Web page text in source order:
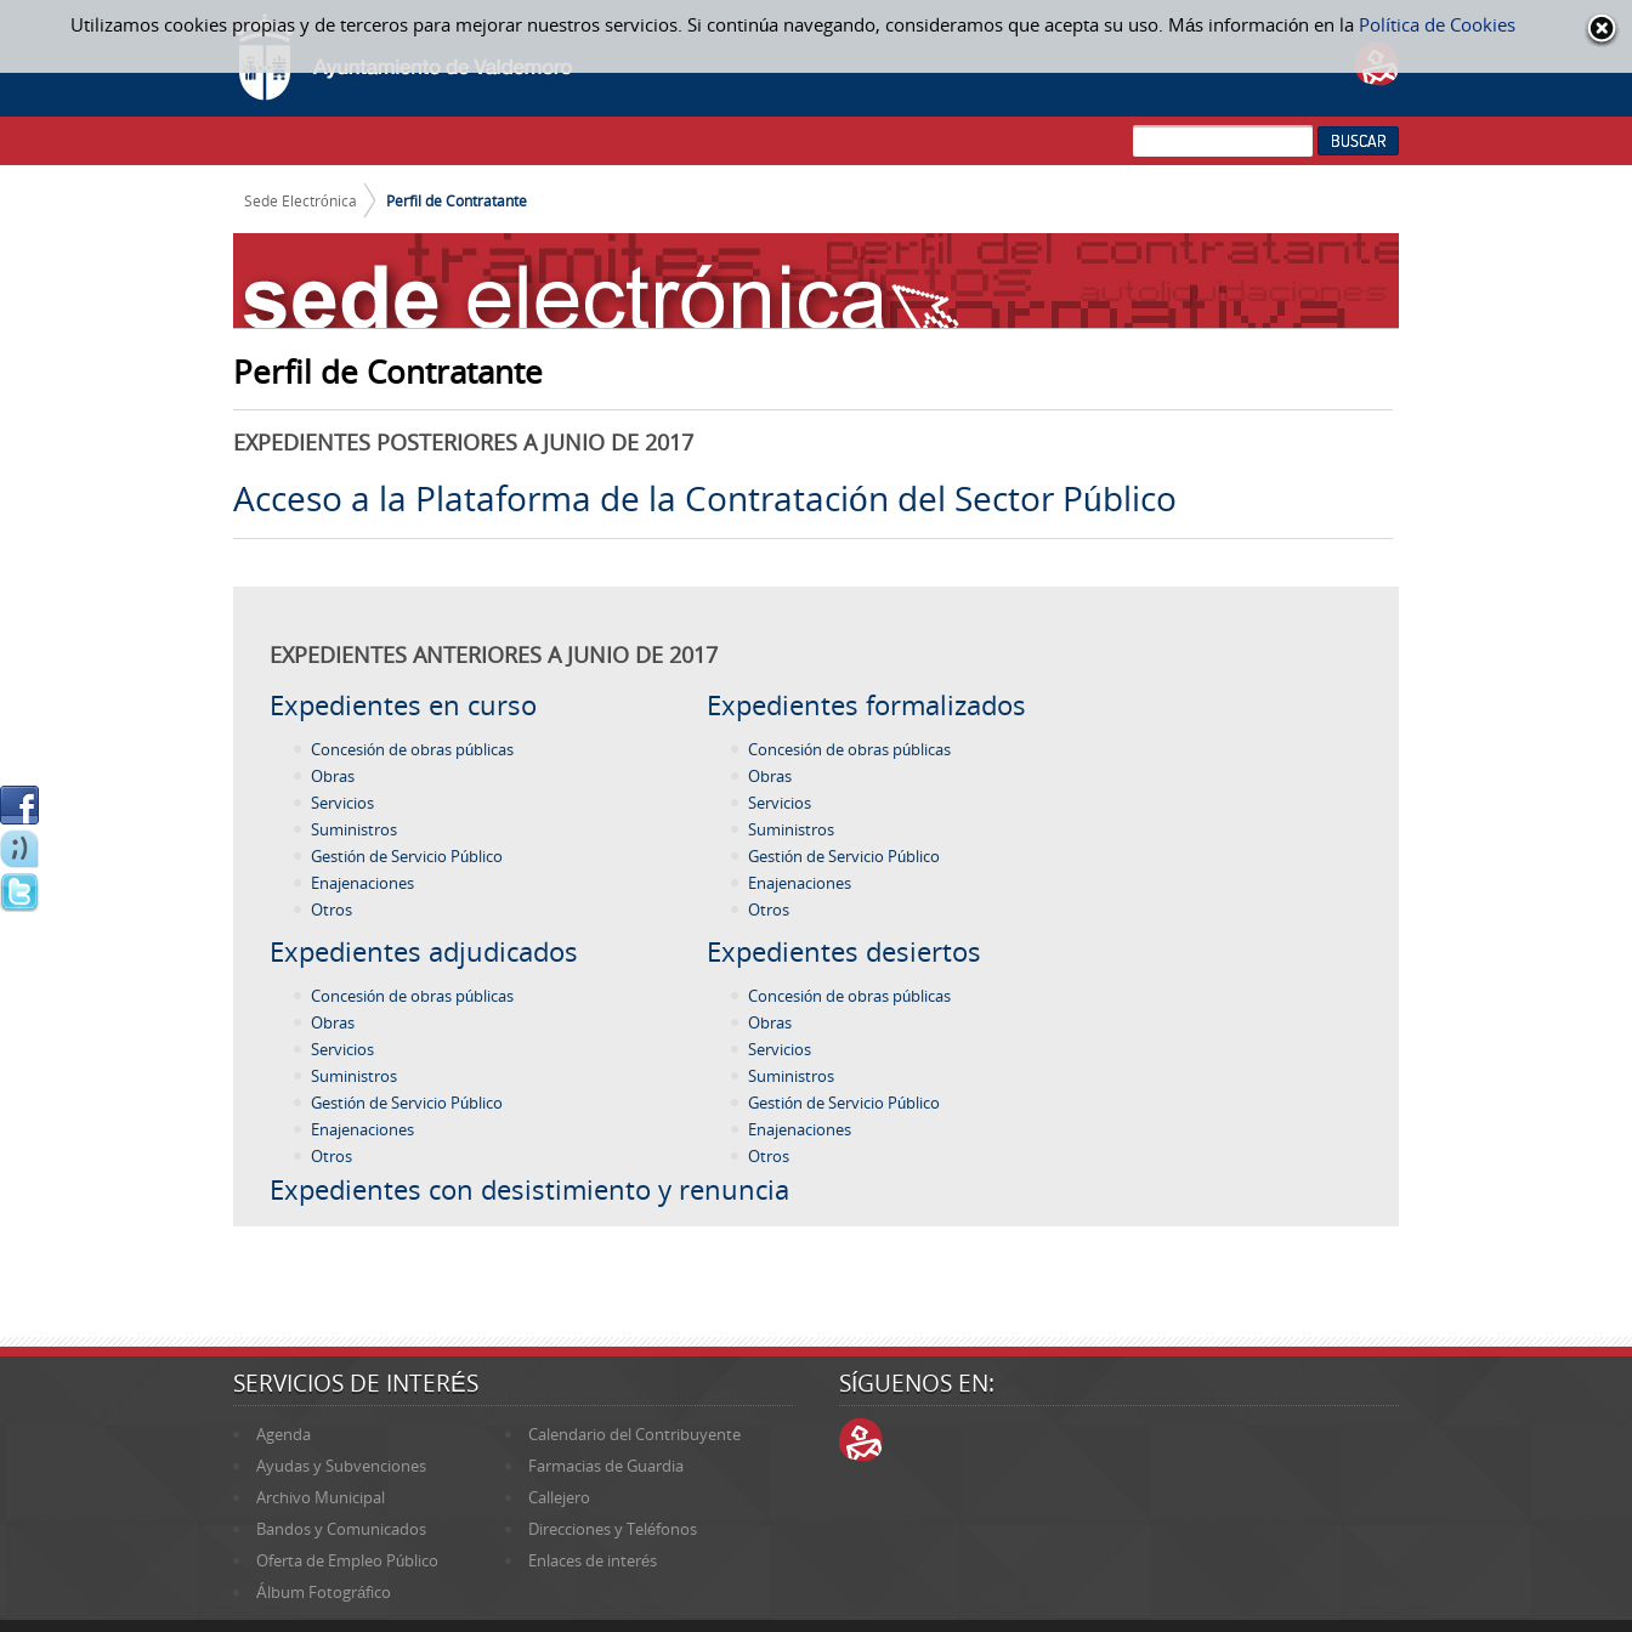
Utilizamos cookies propias y de terceros para mejorar nuestros servicios. Si continúa navegando, consideramos que acepta su uso. Más información en la Política de Cookies
Saltar al contenido
PERFIL DE CONTRATANTE
CAMINO DE MIGAS
Sede Electrónica Perfil de Contratante
Perfil de Contratante
EXPEDIENTES POSTERIORES A JUNIO DE 2017
Acceso a la Plataforma de la Contratación del Sector Público
EXPEDIENTES ANTERIORES A JUNIO DE 2017
Expedientes en curso
Concesión de obras públicas
Obras
Servicios
Suministros
Gestión de Servicio Público
Enajenaciones
Otros
Expedientes formalizados
Concesión de obras públicas
Obras
Servicios
Suministros
Gestión de Servicio Público
Enajenaciones
Otros
Expedientes adjudicados
Concesión de obras públicas
Obras
Servicios
Suministros
Gestión de Servicio Público
Enajenaciones
Otros
Expedientes desiertos
Concesión de obras públicas
Obras
Servicios
Suministros
Gestión de Servicio Público
Enajenaciones
Otros
Expedientes con desistimiento y renuncia
SERVICIOS DE INTERÉS
Agenda
Calendario del Contribuyente
Ayudas y Subvenciones
Farmacias de Guardia
Archivo Municipal
Callejero
Bandos y Comunicados
Direcciones y Teléfonos
Oferta de Empleo Público
Enlaces de interés
Álbum Fotográfico
SÍGUENOS EN: